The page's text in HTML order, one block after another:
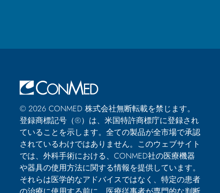
© 2026 CONMED 株式会社無断転載を禁じます。
登録商標記号（®）は、米国特許商標庁に登録され
ていることを示します。全ての製品が全市場で承認
されているわけではありません。このウェブサイト
では、外科手術における、CONMED社の医療機器
や器具の使用方法に関する情報を提供しています。
それらは医学的なアドバイスではなく、特定の患者